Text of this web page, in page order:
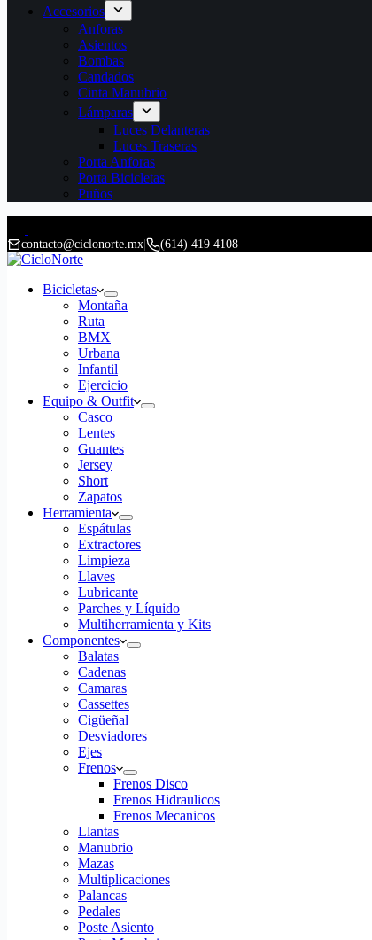
Accesorios
Anforas
Asientos
Bombas
Candados
Cinta Manubrio
Lámparas
Luces Delanteras
Luces Traseras
Porta Anforas
Porta Bicicletas
Puños
contacto@ciclonorte.mx (614) 419 4108
Bicicletas
Montaña
Ruta
BMX
Urbana
Infantil
Ejercicio
Equipo & Outfit
Casco
Lentes
Guantes
Jersey
Short
Zapatos
Herramienta
Espátulas
Extractores
Limpieza
Llaves
Lubricante
Parches y Líquido
Multiherramienta y Kits
Componentes
Balatas
Cadenas
Camaras
Cassettes
Cigüeñal
Desviadores
Ejes
Frenos
Frenos Disco
Frenos Hidraulicos
Frenos Mecanicos
Llantas
Manubrio
Mazas
Multiplicaciones
Palancas
Pedales
Poste Asiento